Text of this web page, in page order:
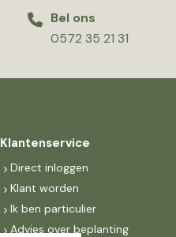
Bel ons
0572 35 21 31
Klantenservice
Direct inloggen
Klant worden
Ik ben particulier
Advies over beplanting